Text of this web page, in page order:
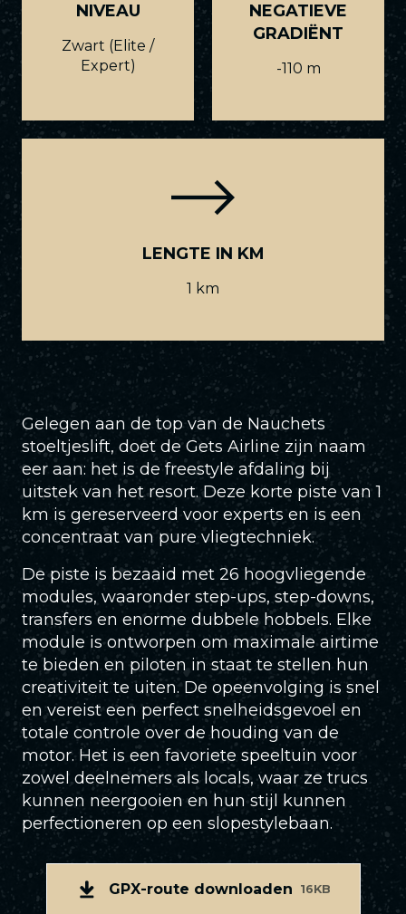
NIVEAU
Zwart (Elite /
Expert)
NEGATIEVE
GRADIËNT
-110 m
LENGTE IN KM
1 km
Gelegen aan de top van de Nauchets
stoeltjeslift, doet de Gets Airline zijn naam
eer aan: het is de freestyle afdaling bij
uitstek van het resort. Deze korte piste van 1
km is gereserveerd voor experts en is een
concentraat van pure vliegtechniek.
De piste is bezaaid met 26 hoogvliegende
modules, waaronder step-ups, step-downs,
transfers en enorme dubbele hobbels. Elke
module is ontworpen om maximale airtime
te bieden en piloten in staat te stellen hun
creativiteit te uiten. De opeenvolging is snel
en vereist een perfect snelheidsgevoel en
totale controle over de houding van de
motor. Het is een favoriete speeltuin voor
zowel deelnemers als locals, waar ze trucs
kunnen neergooien en hun stijl kunnen
perfectioneren op een slopestylebaan.
GPX-route downloaden 16KB